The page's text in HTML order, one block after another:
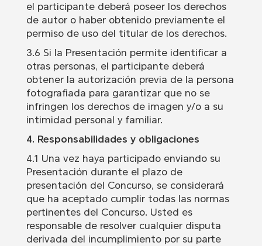
el participante deberá poseer los derechos
de autor o haber obtenido previamente el
permiso de uso del titular de los derechos.
3.6 Si la Presentación permite identificar a
otras personas, el participante deberá
obtener la autorización previa de la persona
fotografiada para garantizar que no se
infringen los derechos de imagen y/o a su
intimidad personal y familiar.
4. Responsabilidades y obligaciones
4.1 Una vez haya participado enviando su
Presentación durante el plazo de
presentación del Concurso, se considerará
que ha aceptado cumplir todas las normas
pertinentes del Concurso. Usted es
responsable de resolver cualquier disputa
derivada del incumplimiento por su parte